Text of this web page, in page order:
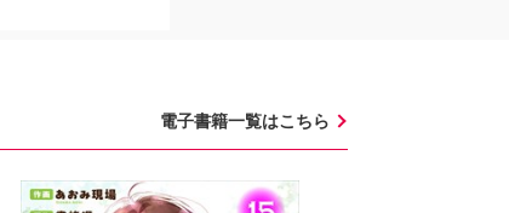
電子書籍一覧はこちら